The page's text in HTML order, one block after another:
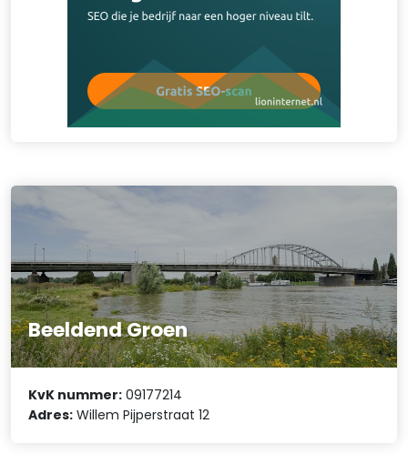
Beeldend Groen
KvK nummer: 09177214
Adres: Willem Pijperstraat 12